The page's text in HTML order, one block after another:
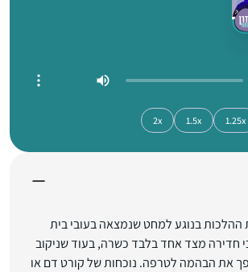
1.25x
1.5x
2x
ההלכות בנוגע למחט שנמצאה בעובי בית
חדירה מצד אחד בלבד כשרה, בעוד שניקוב
את הבהמה לטרפה. נוכחות של קורט דם או